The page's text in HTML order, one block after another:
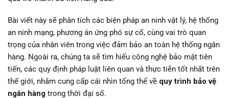
Bài viết này sẽ phân tích các biện pháp an ninh vật lý, hệ thống
an ninh mạng, phương án ứng phó sự cố, cùng vai trò quan
trọng của nhân viên trong việc đảm bảo an toàn hệ thống ngân
hàng. Ngoài ra, chúng ta sẽ tìm hiểu công nghệ bảo mật tiên
tiến, các quy định pháp luật liên quan và thực tiễn tốt nhất trên
thế giới, nhằm cung cấp cái nhìn tổng thể về quy trình bảo vệ
ngân hàng trong thời đại số.